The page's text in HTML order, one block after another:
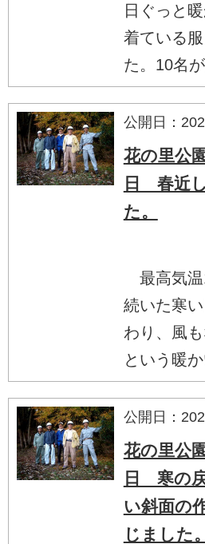
日ぐっと
着ている
た。10名
公開日：
花の里公
日 春近
た。
最高気温
続いた寒
わり、風
という暖
公開日：
花の里公
日 寒の
い斜面の
じました。